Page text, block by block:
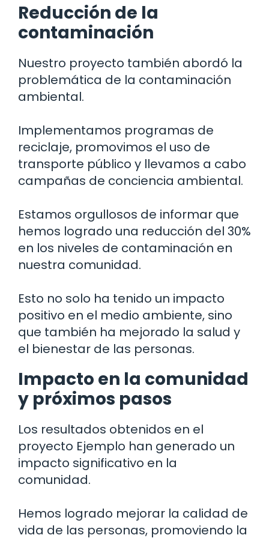
Reducción de la
contaminación
Nuestro proyecto también abordó la
problemática de la contaminación
ambiental.
Implementamos programas de
reciclaje, promovimos el uso de
transporte público y llevamos a cabo
campañas de conciencia ambiental.
Estamos orgullosos de informar que
hemos logrado una reducción del 30%
en los niveles de contaminación en
nuestra comunidad.
Esto no solo ha tenido un impacto
positivo en el medio ambiente, sino
que también ha mejorado la salud y
el bienestar de las personas.
Impacto en la comunidad
y próximos pasos
Los resultados obtenidos en el
proyecto Ejemplo han generado un
impacto significativo en la
comunidad.
Hemos logrado mejorar la calidad de
vida de las personas, promoviendo la